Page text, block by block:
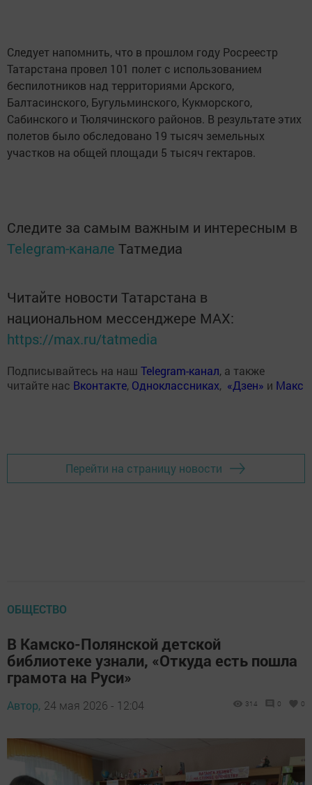
Следует напомнить, что в прошлом году Росреестр
Татарстана провел 101 полет с использованием
беспилотников над территориями Арского,
Балтасинского, Бугульминского, Кукморского,
Сабинского и Тюлячинского районов. В результате этих
полетов было обследовано 19 тысяч земельных
участков на общей площади 5 тысяч гектаров.
Следите за самым важным и интересным в
Telegram-канале Татмедиа
Читайте новости Татарстана в
национальном мессенджере MАХ:
https://max.ru/tatmedia
Подписывайтесь на наш Telegram-канал, а также
читайте нас Вконтакте, Одноклассниках, «Дзен» и Макс
Перейти на страницу новости
ОБЩЕСТВО
В Камско-Полянской детской
библиотеке узнали, «Откуда есть пошла
грамота на Руси»
Автор, 24 мая 2026 - 12:04 314 0 0